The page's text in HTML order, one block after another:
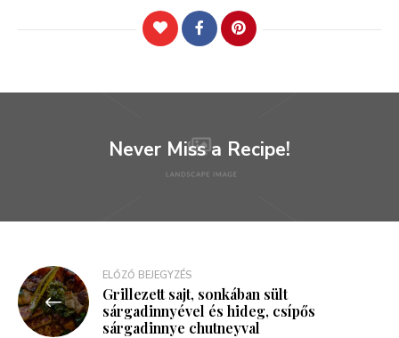
Never Miss a Recipe!
Bejegyzés
navigáció
ELŐZŐ BEJEGYZÉS
Grillezett sajt, sonkában sült
sárgadinnyével és hideg, csípős
sárgadinnye chutneyval